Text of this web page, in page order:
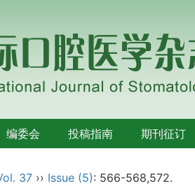
编委会 投稿指南 期刊征订
37 ›› Issue (5): 566-568,572.